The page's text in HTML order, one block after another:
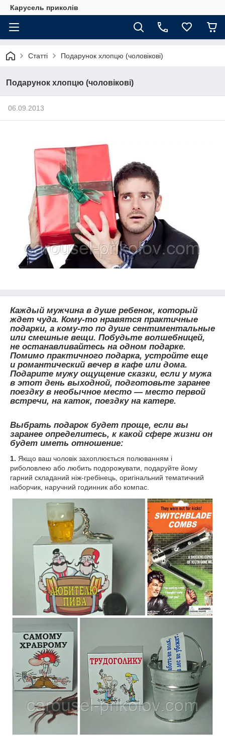
Карусель приколів
Статті Подарунок хлопцю (чоловікові)
Подарунок хлопцю (чоловікові)
06.09.2013
Каждый мужчина в душе ребенок, который
ждет чуда. Кому-то нравятся практичные
подарки, а кому-то по душе сентиментальные
или смешные вещи. Побудьте волшебницей,
не останавливайтесь на одном подарке.
Помимо практичного подарка, устройте еще
и романтический вечер в кафе или дома.
Подарите мужу ощущение сказки, если у мужа
в этот день выходной, подготовьте заранее
поездку в необычное место — место первой
встречи, на каток, поездку на катере.
Выбрать подарок будет проще, если вы
заранее определитесь, к какой сфере жизни он
будет иметь отношение:
1. Якщо ваш чоловік захоплюється полюванням і
риболовлею або любить подорожувати, подаруйте йому
гарний складаний ніж-гребінець, оригінальний тематичний
наборчик, наручний годинник або компас.